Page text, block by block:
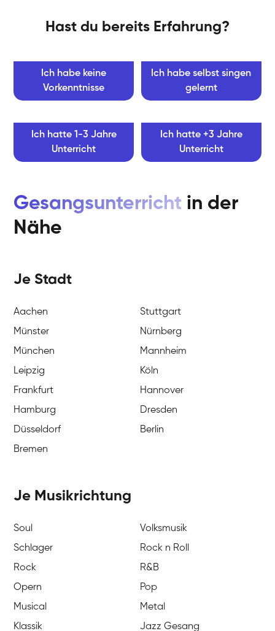
Hast du bereits Erfahrung?
Ich habe keine
Vorkenntnisse
Ich habe selbst singen
gelernt
Ich hatte 1-3 Jahre
Unterricht
Ich hatte +3 Jahre
Unterricht
Gesangsunterricht in der
Nähe
Je Stadt
Aachen
Stuttgart
Münster
Nürnberg
München
Mannheim
Leipzig
Köln
Frankfurt
Hannover
Hamburg
Dresden
Düsseldorf
Berlin
Bremen
Je Musikrichtung
Soul
Volksmusik
Schlager
Rock n Roll
Rock
R&B
Opern
Pop
Musical
Metal
Klassik
Jazz Gesang